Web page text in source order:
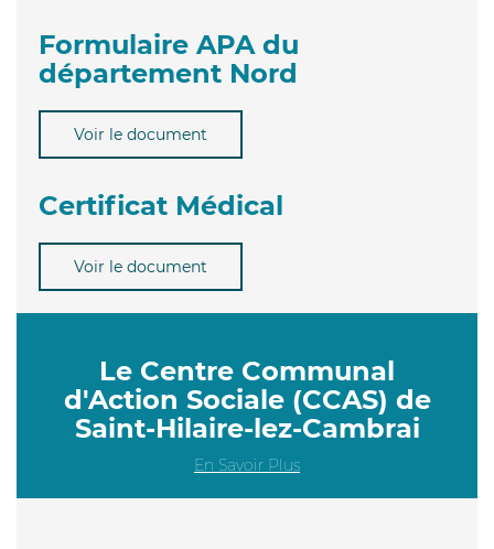
Formulaire APA du
département Nord
Voir le document
Certificat Médical
Voir le document
Le Centre Communal
d'Action Sociale (CCAS) de
Saint-Hilaire-lez-Cambrai
En Savoir Plus